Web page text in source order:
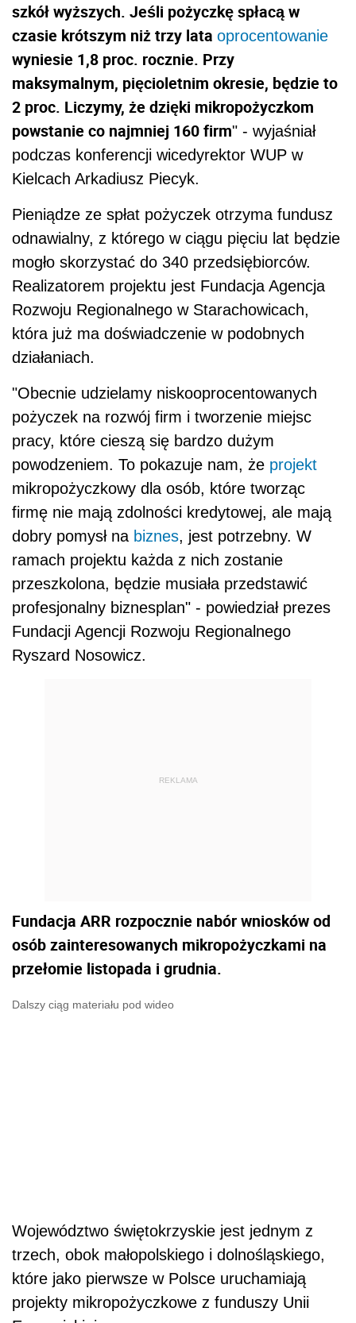
szkół wyższych. Jeśli pożyczkę spłacą w
czasie krótszym niż trzy lata oprocentowanie
wyniesie 1,8 proc. rocznie. Przy
maksymalnym, pięcioletnim okresie, będzie to
2 proc. Liczymy, że dzięki mikropożyczkom
powstanie co najmniej 160 firm" - wyjaśniał
podczas konferencji wicedyrektor WUP w
Kielcach Arkadiusz Piecyk.
Pieniądze ze spłat pożyczek otrzyma fundusz
odnawialny, z którego w ciągu pięciu lat będzie
mogło skorzystać do 340 przedsiębiorców.
Realizatorem projektu jest Fundacja Agencja
Rozwoju Regionalnego w Starachowicach,
która już ma doświadczenie w podobnych
działaniach.
"Obecnie udzielamy niskooprocentowanych
pożyczek na rozwój firm i tworzenie miejsc
pracy, które cieszą się bardzo dużym
powodzeniem. To pokazuje nam, że projekt
mikropożyczkowy dla osób, które tworząc
firmę nie mają zdolności kredytowej, ale mają
dobry pomysł na biznes, jest potrzebny. W
ramach projektu każda z nich zostanie
przeszkolona, będzie musiała przedstawić
profesjonalny biznesplan" - powiedział prezes
Fundacji Agencji Rozwoju Regionalnego
Ryszard Nosowicz.
REKLAMA
Fundacja ARR rozpocznie nabór wniosków od
osób zainteresowanych mikropożyczkami na
przełomie listopada i grudnia.
Dalszy ciąg materiału pod wideo
Województwo świętokrzyskie jest jednym z
trzech, obok małopolskiego i dolnośląskiego,
które jako pierwsze w Polsce uruchamiają
projekty mikropożyczkowe z funduszy Unii